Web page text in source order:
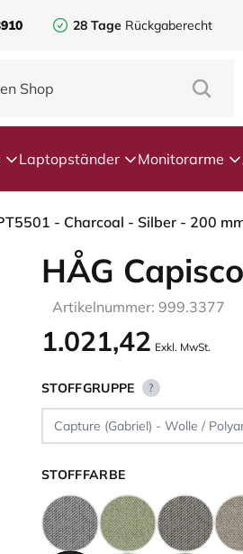
28 Tage Rückgaberecht
Laptopständer Monitorarme
- Charcoal - Silber - 200
HÅG
Artikelnummer: 999.3377
1.021,42 Exkl. MwSt.
STOFFGRUPPE ?
STOFFFARBE